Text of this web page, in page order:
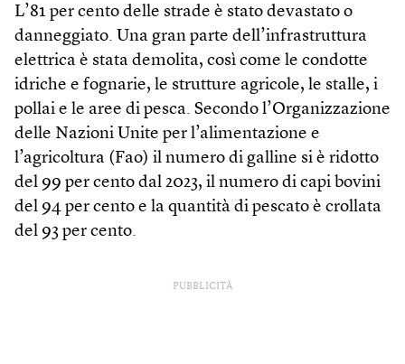
L’81 per cento delle strade è stato devastato o
danneggiato. Una gran parte dell’infrastruttura
elettrica è stata demolita, così come le condotte
idriche e fognarie, le strutture agricole, le stalle, i
pollai e le aree di pesca. Secondo l’Organizzazione
delle Nazioni Unite per l’alimentazione e
l’agricoltura (Fao) il numero di galline si è ridotto
del 99 per cento dal 2023, il numero di capi bovini
del 94 per cento e la quantità di pescato è crollata
del 93 per cento.
PUBBLICITÀ